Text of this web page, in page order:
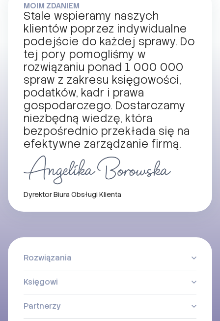
MOIM ZDANIEM
Stale wspieramy naszych
klientów poprzez indywidualne
podejście do każdej sprawy. Do
tej pory pomogliśmy w
rozwiązaniu ponad 1 000 000
spraw z zakresu księgowości,
podatków, kadr i prawa
gospodarczego. Dostarczamy
niezbędną wiedzę, która
bezpośrednio przekłada się na
efektywne zarządzanie firmą.
Dyrektor Biura Obsługi Klienta
Rozwiązania
Księgowi
Partnerzy